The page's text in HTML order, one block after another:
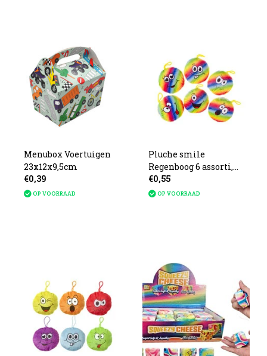
Menubox Voertuigen
23x12x9,5cm
€0,39
OP VOORRAAD
Pluche smile
Regenboog 6 assorti,
10cm
€0,55
OP VOORRAAD